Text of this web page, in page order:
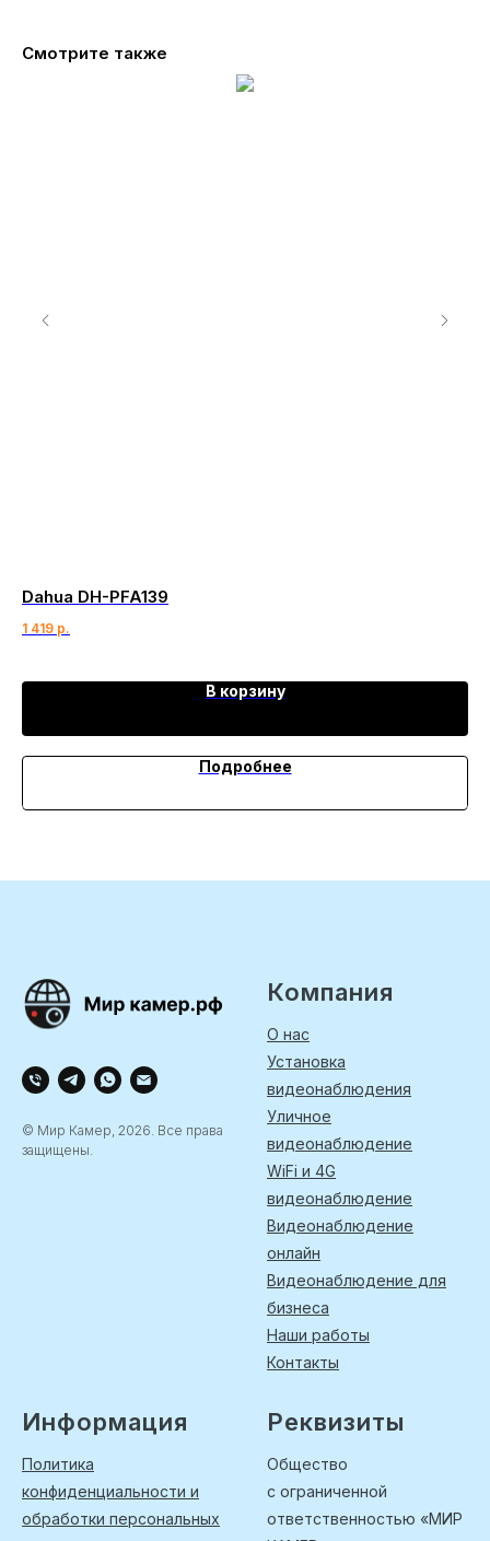
Смотрите также
Dahua DH-PFA139
1 419 р.
В корзину
Подробнее
© Мир Камер, 2026. Все права
защищены.
Компания
О нас
Установка
видеонаблюдения
Уличное
видеонаблюдение
WiFi и 4G
видеонаблюдение
Видеонаблюдение
онлайн
Видеонаблюдение для
бизнеса
Наши работы
Контакты
Информация
Политика
конфиденциальности и
обработки персональных
Реквизиты
Общество
с ограниченной
ответственностью «МИР